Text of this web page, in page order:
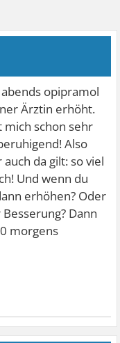
opipramol
Ärztin erhöht.
mich schon sehr
Also
da gilt: so viel
Und wenn du
erhöhen? Oder
Dann
morgens